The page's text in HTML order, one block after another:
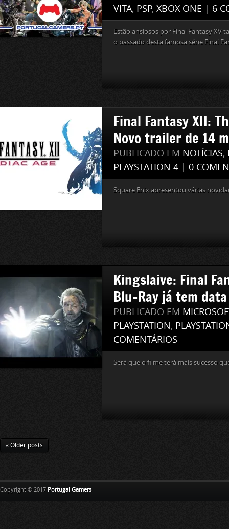
VITA, PSP, XBOX ONE 6
Estão ansiosos por Final Fantasy XV
o passado desta famosa série Final
Final Fantasy XII:
Novo trailer de 14
PUBLICADO EM NOTÍCIAS,
PLAYSTATION 4
0
Square Enix apresentou várias
Kingslaive: Final
Blu-Ray já tem
PUBLICADO EM
PLAYSTATION,
COMENTÁRIOS
Será que o filme terá mais sucesso
« Older posts
Copyright © 2017 Portugal Gamers